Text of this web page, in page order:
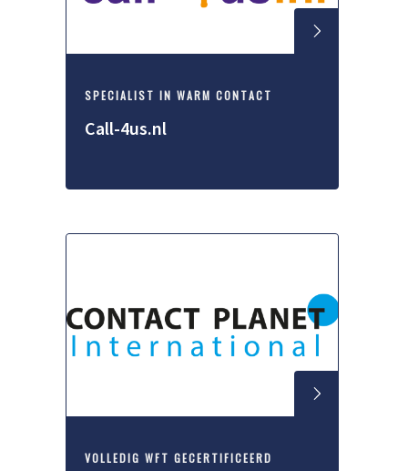
SPECIALIST IN WARM CONTACT
Call-4us.nl
VOLLEDIG WFT GECERTIFICEERD